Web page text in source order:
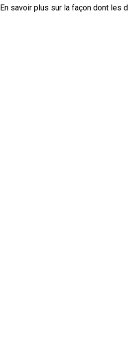
En savoir plus sur la façon dont les